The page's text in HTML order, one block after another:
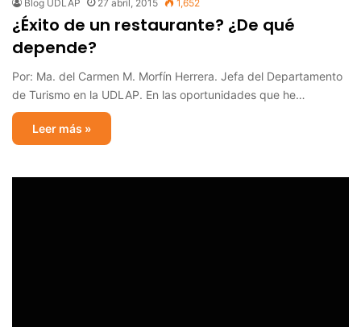
Blog UDLAP 27 abril, 2015 1,652
¿Éxito de un restaurante? ¿De qué
depende?
Por: Ma. del Carmen M. Morfín Herrera. Jefa del Departamento
de Turismo en la UDLAP. En las oportunidades que he…
Leer más »